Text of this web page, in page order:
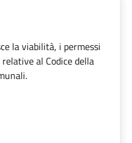
la viabilità, i permessi
al Codice della